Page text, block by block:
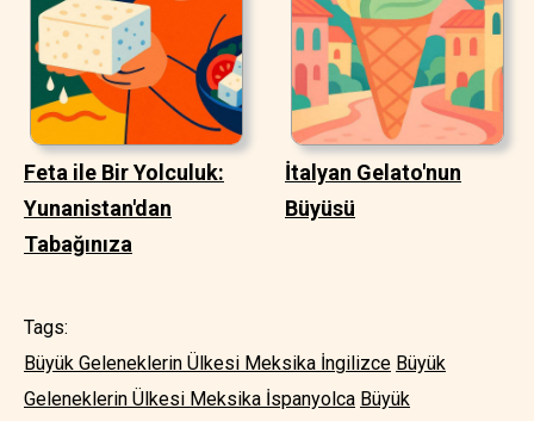
Feta ile Bir Yolculuk:
Yunanistan'dan
Tabağınıza
İtalyan Gelato'nun
Büyüsü
Tags:
Büyük Geleneklerin Ülkesi Meksika İngilizce Büyük
Geleneklerin Ülkesi Meksika İspanyolca Büyük